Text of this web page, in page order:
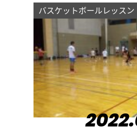
バスケットボールレッスン